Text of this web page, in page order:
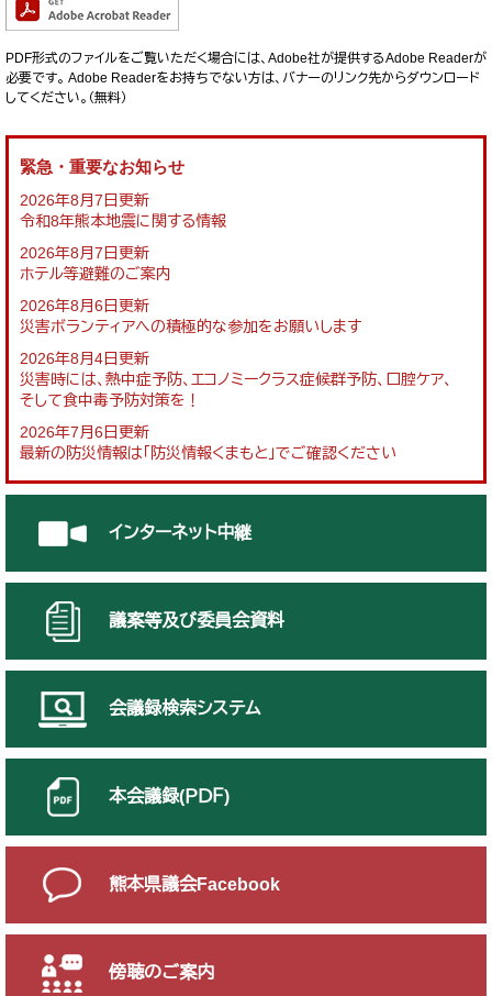
PDF形式のファイルをご覧いただく場合には、Adobe社が提供するAdobe Readerが
必要です。 Adobe Readerをお持ちでない方は、バナーのリンク先からダウンロード
してください。（無料）
緊急・重要なお知らせ
2026年8月7日更新
令和8年熊本地震に関する情報
2026年8月7日更新
ホテル等避難のご案内
2026年8月6日更新
災害ボランティアへの積極的な参加をお願いします
2026年8月4日更新
災害時には、熱中症予防、エコノミークラス症候群予防、口腔ケア、
そして食中毒予防対策を！
2026年7月6日更新
最新の防災情報は「防災情報くまもと」でご確認ください
インターネット中継
議案等及び委員会資料
会議録検索システム
本会議録(ＰＤＦ)
熊本県議会Facebook
傍聴のご案内